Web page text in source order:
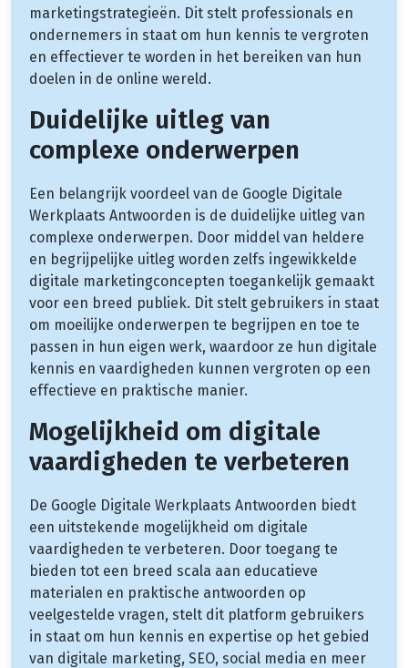
marketingstrategieën. Dit stelt professionals en
ondernemers in staat om hun kennis te vergroten
en effectiever te worden in het bereiken van hun
doelen in de online wereld.
Duidelijke uitleg van
complexe onderwerpen
Een belangrijk voordeel van de Google Digitale
Werkplaats Antwoorden is de duidelijke uitleg van
complexe onderwerpen. Door middel van heldere
en begrijpelijke uitleg worden zelfs ingewikkelde
digitale marketingconcepten toegankelijk gemaakt
voor een breed publiek. Dit stelt gebruikers in staat
om moeilijke onderwerpen te begrijpen en toe te
passen in hun eigen werk, waardoor ze hun digitale
kennis en vaardigheden kunnen vergroten op een
effectieve en praktische manier.
Mogelijkheid om digitale
vaardigheden te verbeteren
De Google Digitale Werkplaats Antwoorden biedt
een uitstekende mogelijkheid om digitale
vaardigheden te verbeteren. Door toegang te
bieden tot een breed scala aan educatieve
materialen en praktische antwoorden op
veelgestelde vragen, stelt dit platform gebruikers
in staat om hun kennis en expertise op het gebied
van digitale marketing, SEO, social media en meer